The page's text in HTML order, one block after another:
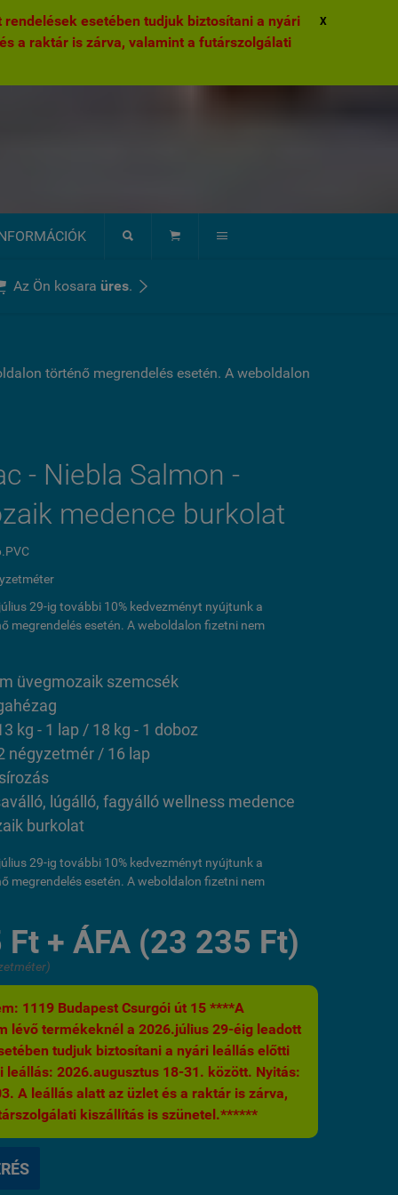
esetében tudjuk biztosítani a nyári
a raktár is zárva, valamint a futárszolgálati
X
  
Az Ön kosara üres. 
történő megrendelés esetén. A weboldalon
- Niebla Salmon -
medence burkolat
29-ig további 10% kedvezményt nyújtunk a
megrendelés esetén. A weboldalon fizetni nem
üvegmozaik szemcsék
kg - 1 lap / 18 kg - 1 doboz
négyzetmér / 16 lap
lúgálló, fagyálló wellness medence
burkolat
29-ig további 10% kedvezményt nyújtunk a
megrendelés esetén. A weboldalon fizetni nem
Ft + ÁFA (23 235 Ft)
1119 Budapest Csurgói út 15 ****A
lévő termékeknél a 2026.július 29-éig leadott
tudjuk biztosítani a nyári leállás előtti
leállás: 2026.augusztus 18-31. között. Nyitás:
A leállás alatt az üzlet és a raktár is zárva,
kiszállítás is szünetel.******